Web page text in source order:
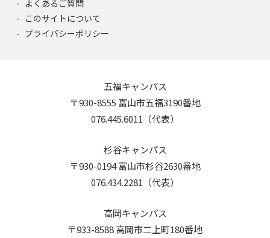
よくあるご質問
このサイトについて
プライバシーポリシー
五福キャンパス
〒930-8555 富山市五福3190番地
076.445.6011（代表）
杉谷キャンパス
〒930-0194 富山市杉谷2630番地
076.434.2281（代表）
高岡キャンパス
〒933-8588 高岡市二上町180番地